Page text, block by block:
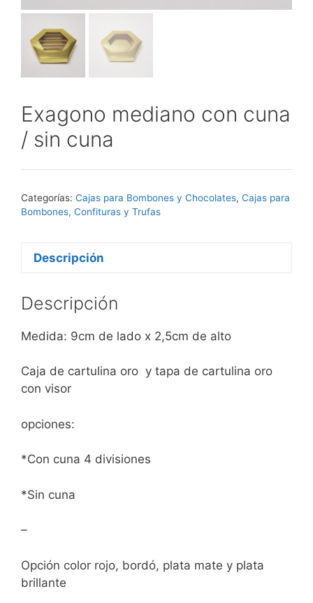
Exagono mediano con cuna
/ sin cuna
Categorías: Cajas para Bombones y Chocolates, Cajas para
Bombones, Confituras y Trufas
Descripción
Descripción
Medida: 9cm de lado x 2,5cm de alto
Caja de cartulina oro y tapa de cartulina oro
con visor
opciones:
*Con cuna 4 divisiones
*Sin cuna
–
Opción color rojo, bordó, plata mate y plata
brillante